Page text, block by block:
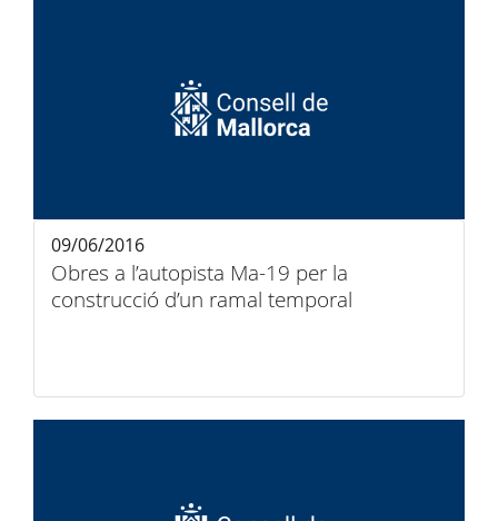
Obres a l’autopista Ma-19 per la
construcció d’un ramal temporal
09/06/2016